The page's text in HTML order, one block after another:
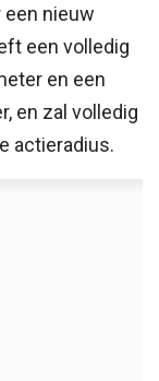
een nieuw
een volledig
en een
en zal volledig
actieradius.